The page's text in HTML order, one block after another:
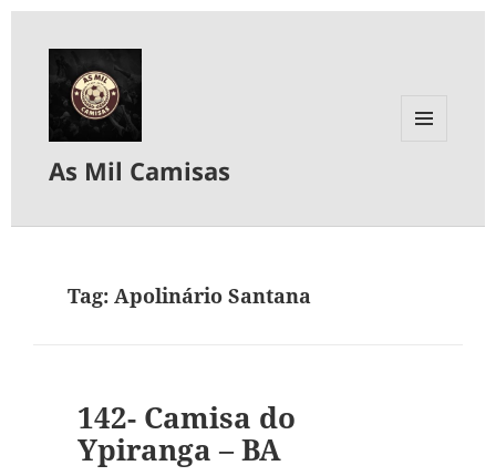
As Mil Camisas
Tag:Apolinário Santana
142- Camisa do
Ypiranga – BA